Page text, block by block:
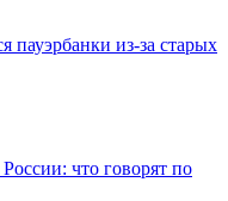
пауэрбанки из-за старых
что говорят по